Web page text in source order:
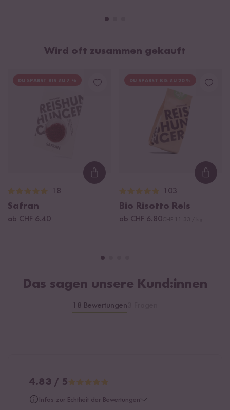
Wird oft zusammen gekauft
DU SPARST BIS ZU 7 %
Loading...
18
Safran
ab CHF 6.40
DU SPARST BIS ZU 20 %
103
Bio Risotto Reis
ab CHF 6.80
Das sagen unsere Kund:innen
18 Bewertungen
4.83 / 5
Infos zur Echtheit der Bewertungen